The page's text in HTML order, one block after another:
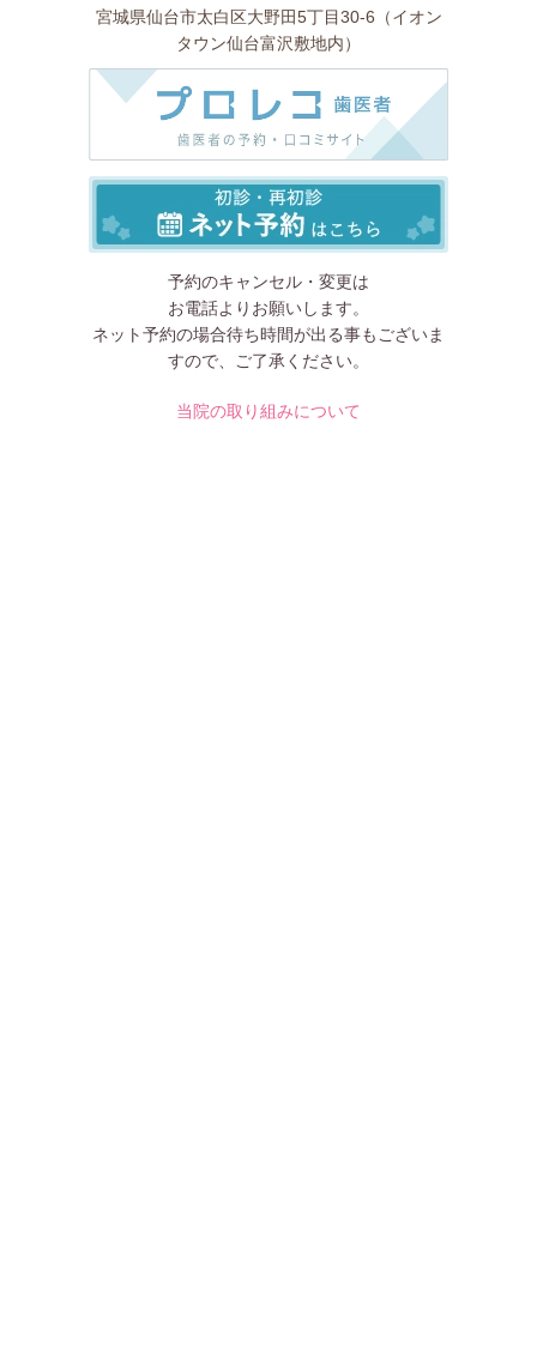
宮城県仙台市太白区大野田5丁目30-6（イオン
タウン仙台富沢敷地内）
予約のキャンセル・変更は
お電話よりお願いします。
ネット予約の場合待ち時間が出る事もございま
すので、ご了承ください。
当院の取り組みについて